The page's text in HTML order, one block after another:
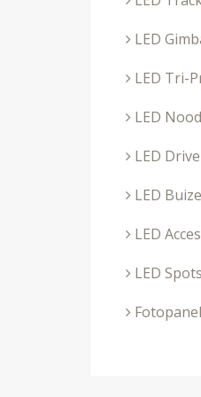
LED Gimbal
LED Tri-
LED
LED
LED
LED
LED Spots